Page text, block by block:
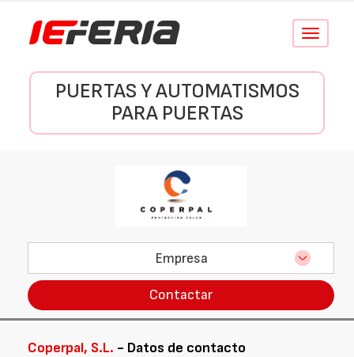
Conmutar
PUERTAS Y AUTOMATISMOS
PARA PUERTAS
Empresa
Contactar
Coperpal, S.L. - Datos de contacto